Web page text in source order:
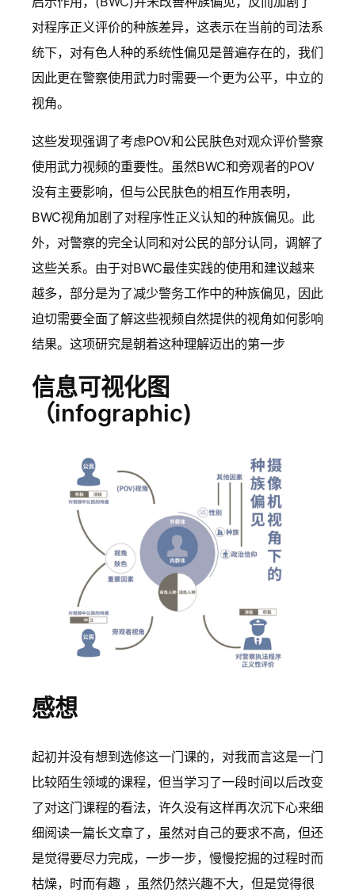
对程序正义评价的种族差异，这表示在当前的司法系
统下，对有色人种的系统性偏见是普遍存在的，我们
因此更在警察使用武力时需要一个更为公平，中立的
视角。
这些发现强调了考虑POV和公民肤色对观众评价警察
使用武力视频的重要性。虽然BWC和旁观者的POV
没有主要影响，但与公民肤色的相互作用表明，
BWC视角加剧了对程序性正义认知的种族偏见。此
外，对警察的完全认同和对公民的部分认同，调解了
这些关系。由于对BWC最佳实践的使用和建议越来
越多，部分是为了减少警务工作中的种族偏见，因此
迫切需要全面了解这些视频自然提供的视角如何影响
结果。这项研究是朝着这种理解迈出的第一步
信息可视化图
（infographic)
感想
起初并没有想到选修这一门课的，对我而言这是一门
比较陌生领域的课程，但当学习了一段时间以后改变
了对这门课程的看法，许久没有这样再次沉下心来细
细阅读一篇长文章了，虽然对自己的要求不高，但还
是觉得要尽力完成，一步一步，慢慢挖掘的过程时而
枯燥，时而有趣 ，虽然仍然兴趣不大，但是觉得很